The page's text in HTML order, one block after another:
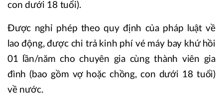
con dưới 18 tuổi).
Được nghỉ phép theo quy định của pháp luật về
lao động, được chi trả kinh phí vé máy bay khứ hồi
01 lần/năm cho chuyên gia cùng thành viên gia
đình (bao gồm vợ hoặc chồng, con dưới 18 tuổi)
về nước.